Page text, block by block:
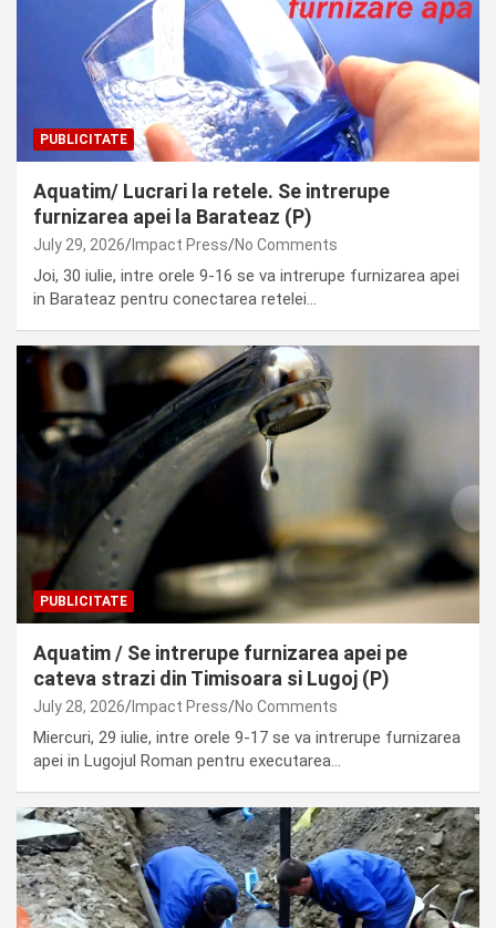
PUBLICITATE
Aquatim/ Lucrari la retele. Se intrerupe
furnizarea apei la Barateaz (P)
July 29, 2026 Impact Press No Comments
Joi, 30 iulie, intre orele 9-16 se va intrerupe furnizarea apei
in Barateaz pentru conectarea retelei…
PUBLICITATE
Aquatim / Se intrerupe furnizarea apei pe
cateva strazi din Timisoara si Lugoj (P)
July 28, 2026 Impact Press No Comments
Miercuri, 29 iulie, intre orele 9-17 se va intrerupe furnizarea
apei in Lugojul Roman pentru executarea…